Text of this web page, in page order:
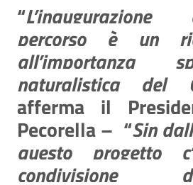
“
percorso è un
all’importanza
naturalistica del
afferma il
Pecorella – “Sin
questo progetto